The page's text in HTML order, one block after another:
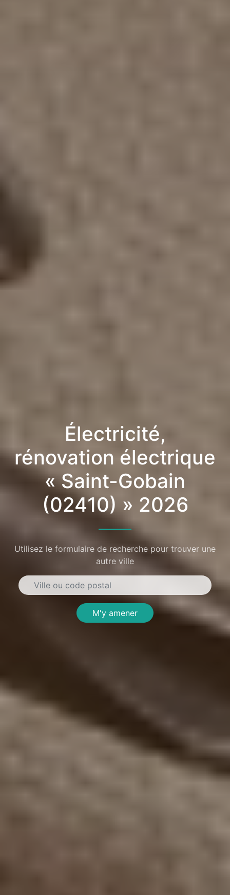
Électricité,
rénovation électrique
« Saint-Gobain
(02410) » 2026
Utilisez le formulaire de recherche pour trouver une
autre ville
M'y amener